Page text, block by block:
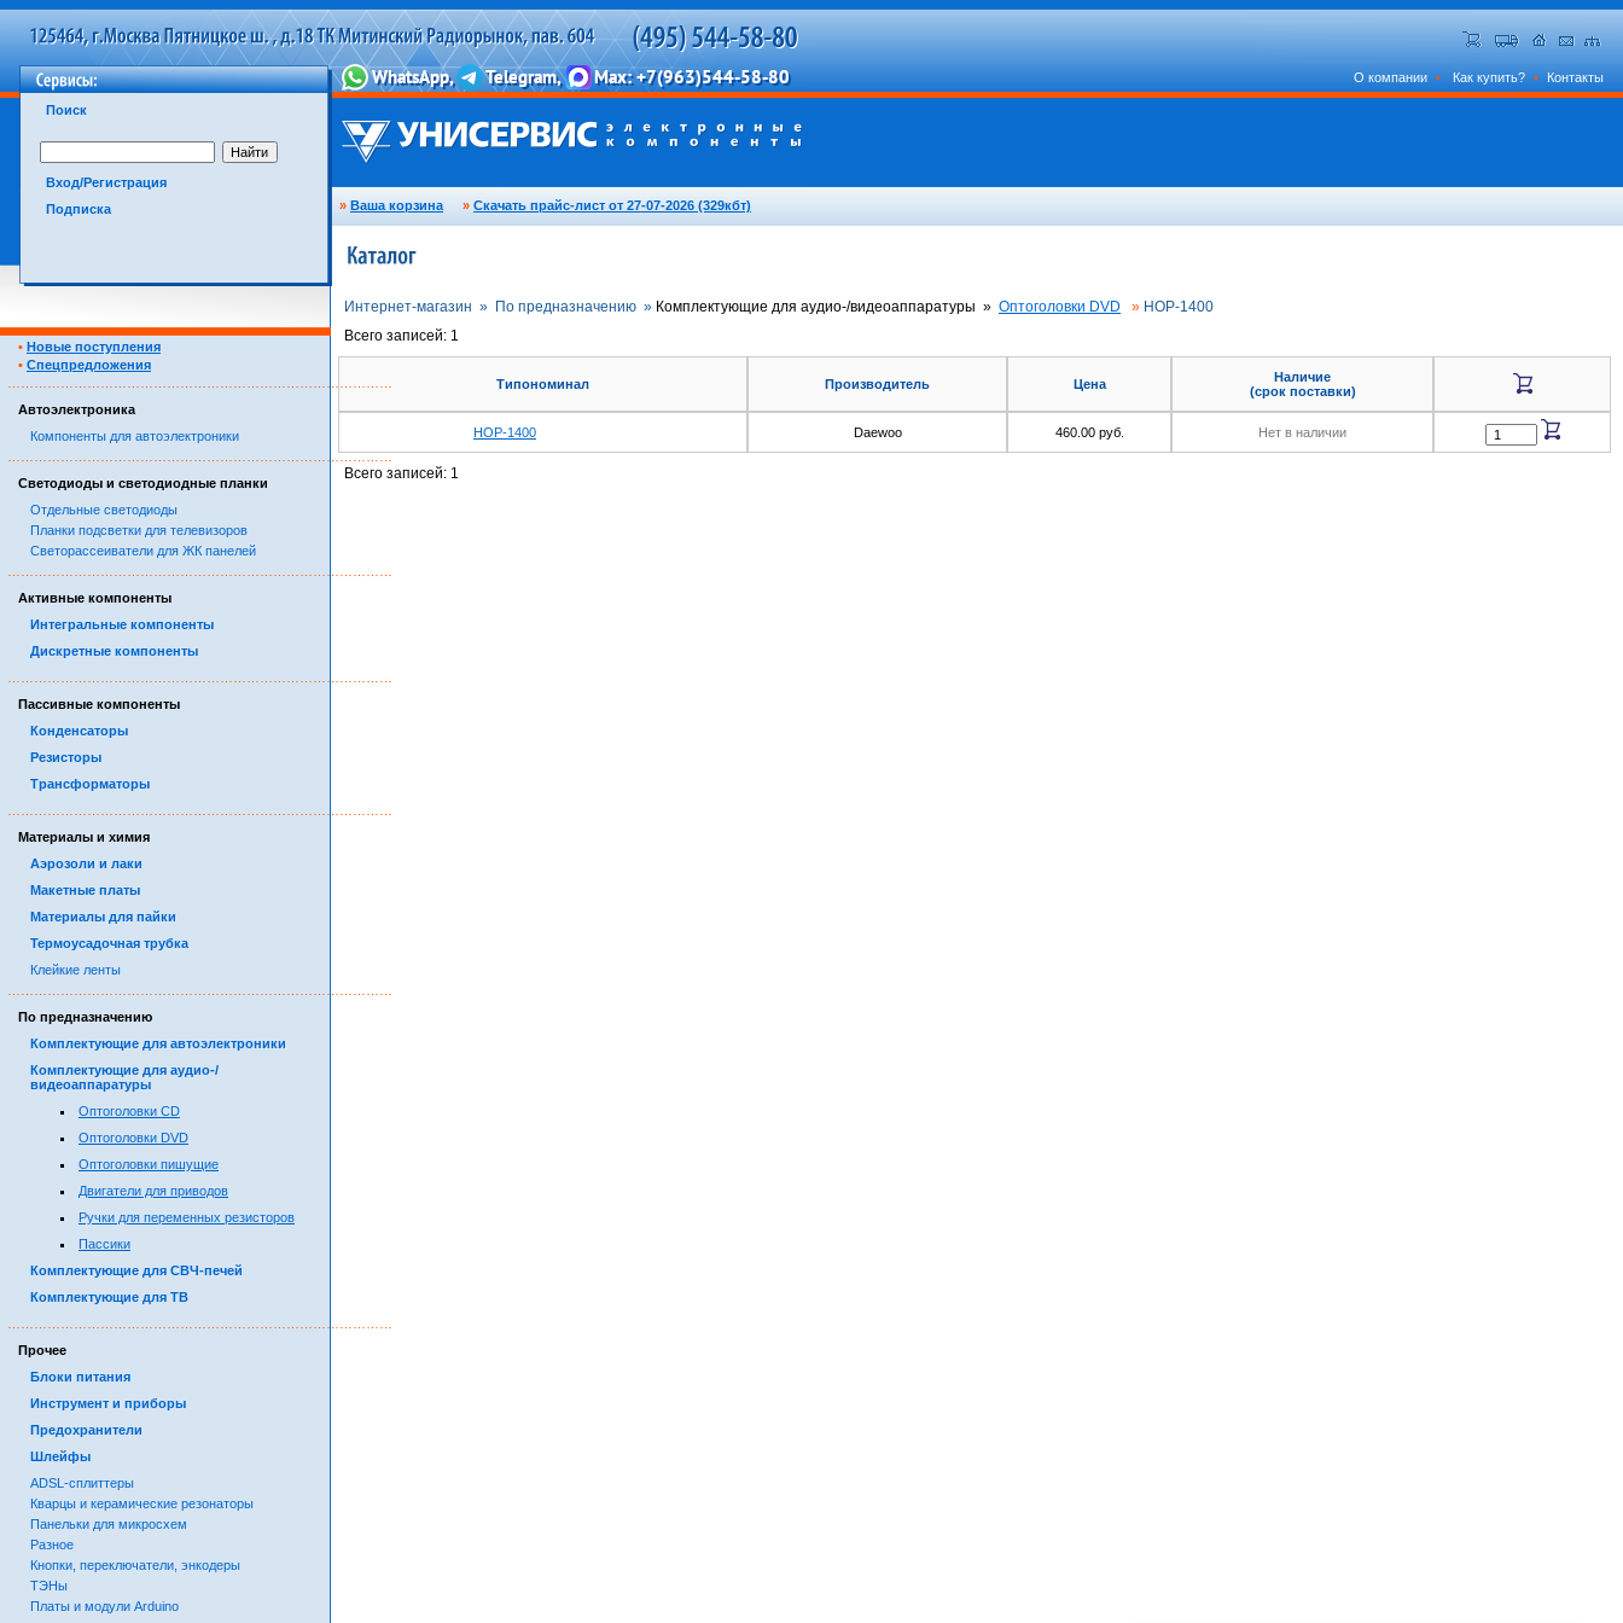
Поиск
Вход/Регистрация
Подписка
О компании • Как купить? • Контакты
» Ваша корзина » Скачать прайс-лист от 27-07-2026 (329кбт)
• Новые поступления
• Спецпредложения
Автоэлектроника
Компоненты для автоэлектроники
……………………………………………………………………………
Светодиоды и светодиодные планки
Отдельные светодиоды
Планки подсветки для телевизоров
Светорассеиватели для ЖК панелей
Активные компоненты
Интегральные компоненты
Дискретные компоненты
Пассивные компоненты
Конденсаторы
Резисторы
Трансформаторы
Материалы и химия
Аэрозоли и лаки
Макетные платы
Материалы для пайки
Термоусадочная трубка
Клейкие ленты
По предназначению
Комплектующие для автоэлектроники
Комплектующие для аудио-/
видеоаппаратуры
Оптоголовки CD
Оптоголовки DVD
Оптоголовки пишущие
Двигатели для приводов
Ручки для переменных резисторов
Пассики
Комплектующие для СВЧ-печей
Комплектующие для ТВ
Прочее
Блоки питания
Инструмент и приборы
Предохранители
Шлейфы
ADSL-сплиттеры
Кварцы и керамические резонаторы
Панельки для микросхем
Разное
Кнопки, переключатели, энкодеры
ТЭНы
Платы и модули Arduino
Интернет-магазин » По предназначению » Комплектующие для аудио-/видеоаппаратуры » Оптоголовки DVD » HOP-1400
Всего записей: 1
Типономинал Производитель Цена
Наличие
(срок поставки)
HOP-1400 Daewoo 460.00 руб. Нет в наличии
Всего записей: 1